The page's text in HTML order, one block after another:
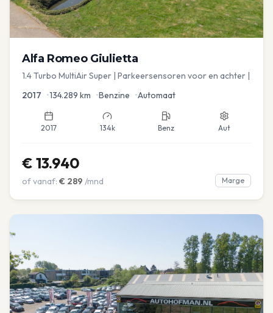
Alfa Romeo Giulietta
1.4 Turbo MultiAir Super | Parkeersensoren voor en achter |
2017 •134.289 km •Benzine •Automaat
2017 134k Benz Aut
€ 13.940
of vanaf: € 289 /mnd Marge